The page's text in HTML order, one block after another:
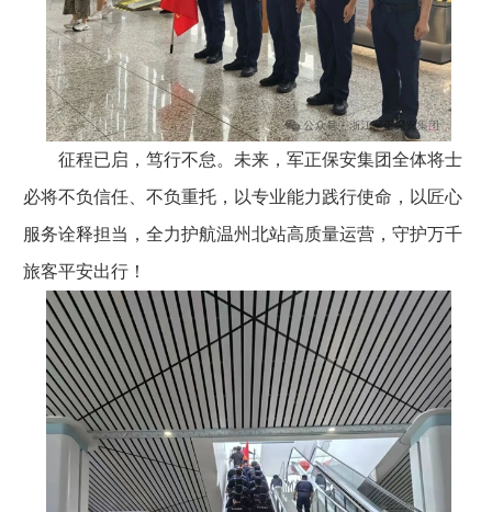
征程已启，笃行不怠。未来，军正保安集团全体将士
必将不负信任、不负重托，以专业能力践行使命，以匠心
服务诠释担当，全力护航温州北站高质量运营，守护万千
旅客平安出行！